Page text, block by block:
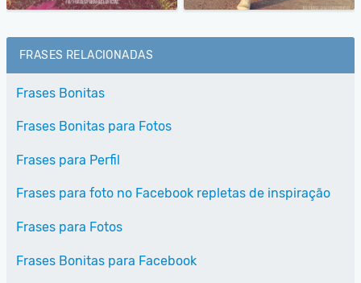
FRASES RELACIONADAS
Frases Bonitas
Frases Bonitas para Fotos
Frases para Perfil
Frases para foto no Facebook repletas de inspiração
Frases para Fotos
Frases Bonitas para Facebook